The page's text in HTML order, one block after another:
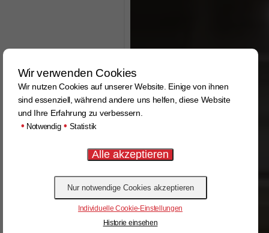
Wir verwenden Cookies
Wir nutzen Cookies auf unserer Website. Einige von ihnen
sind essenziell, während andere uns helfen, diese Website
und Ihre Erfahrung zu verbessern.
• Notwendig • Statistik
Individuelle Cookie-Einstellungen
Historie einsehen